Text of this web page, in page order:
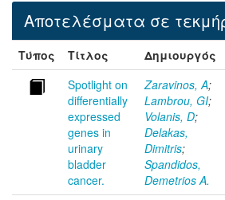
Αποτελέσματα σε
Τύπος Τίτλος Δημιουργός
Spotlight on
differentially
expressed
genes in
urinary
bladder
cancer.
Zaravinos, Α;
Lambrou, GI;
Volanis, D;
Delakas,
Dimitris;
Spandidos,
Demetrios A.